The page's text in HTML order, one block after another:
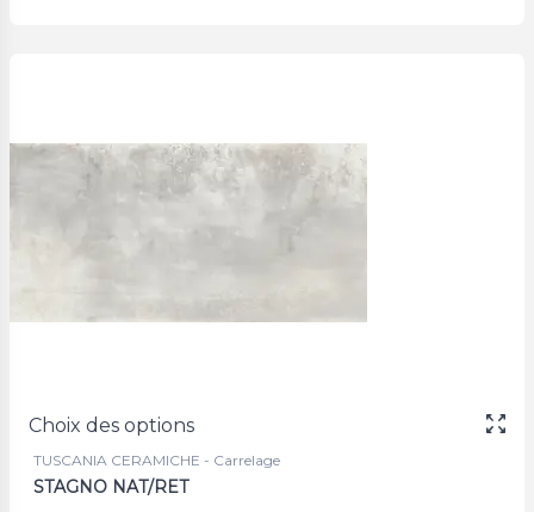
Choix des options
TUSCANIA CERAMICHE - Carrelage
STAGNO NAT/RET